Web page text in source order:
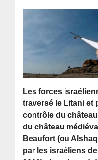
Les forces
traversé le Litani et
contrôle du
du château
Beaufort (ou
par les israéliens de